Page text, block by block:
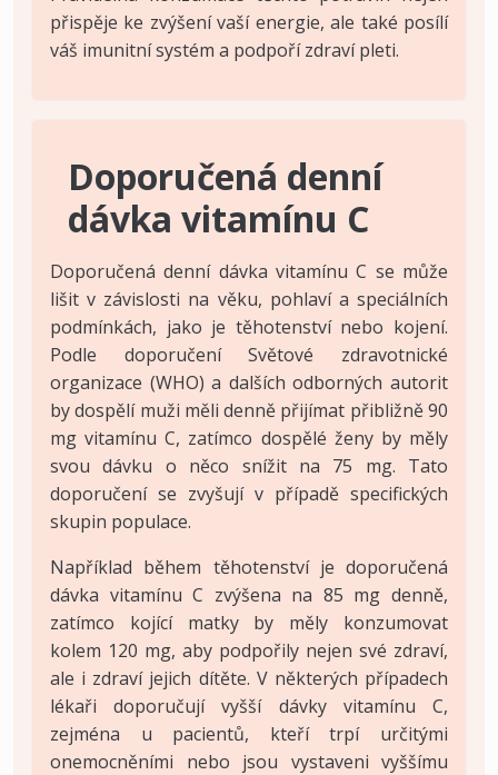
přispěje ke zvýšení vaší energie, ale také posílí
váš imunitní systém a podpoří zdraví pleti.
Doporučená denní
dávka vitamínu C
Doporučená denní dávka vitamínu C se může
lišit v závislosti na věku, pohlaví a speciálních
podmínkách, jako je těhotenství nebo kojení.
Podle doporučení Světové zdravotnické
organizace (WHO) a dalších odborných autorit
by dospělí muži měli denně přijímat přibližně 90
mg vitamínu C, zatímco dospělé ženy by měly
svou dávku o něco snížit na 75 mg. Tato
doporučení se zvyšují v případě specifických
skupin populace.
Například během těhotenství je doporučená
dávka vitamínu C zvýšena na 85 mg denně,
zatímco kojící matky by měly konzumovat
kolem 120 mg, aby podpořily nejen své zdraví,
ale i zdraví jejich dítěte. V některých případech
lékaři doporučují vyšší dávky vitamínu C,
zejména u pacientů, kteří trpí určitými
onemocněními nebo jsou vystaveni vyššímu